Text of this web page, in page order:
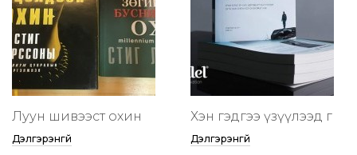
Луун шивээст охин
Дэлгэрэнгүй
Хэн гэдгээ үзүүлээд өг
Дэлгэрэнгүй